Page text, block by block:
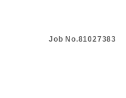
Job No.81027383